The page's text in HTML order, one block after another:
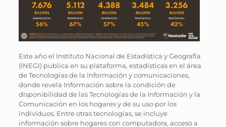
Este año el Instituto Nacional de Estadística y Geografía
(INEGI) publica en su plataforma, estadísticas en el área
de Tecnologías de la Información y comunicaciones,
donde revela Información sobre la condición de
disponibilidad de las Tecnologías de la Información y la
Comunicación en los hogares y de su uso por los
individuos. Entre otras tecnologías, se incluye
información sobre hogares con computadora, acceso a